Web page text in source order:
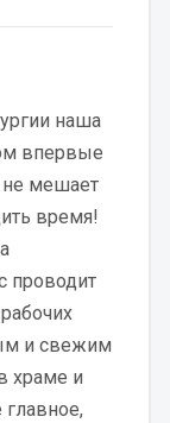
наша
впервые
не мешает
время!
проводит
и свежим
храме и